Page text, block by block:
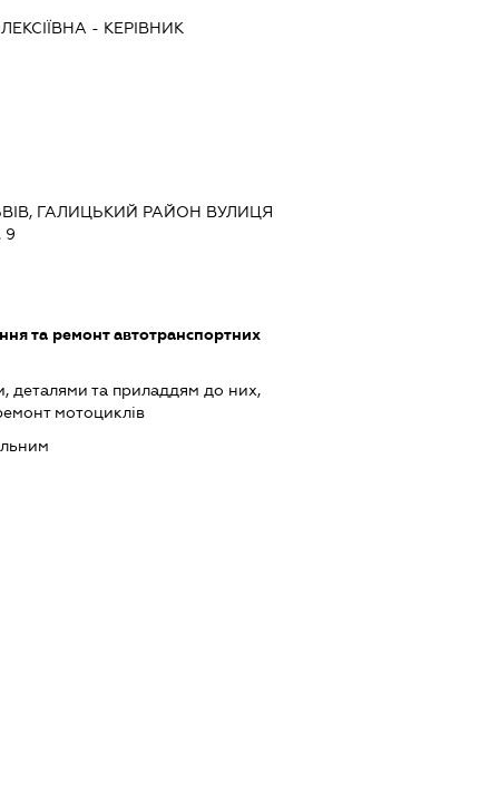
- КЕРІВНИК
ГАЛИЦЬКИЙ РАЙОН ВУЛИЦЯ
9
та ремонт автотранспортних
деталями та приладдям до них,
мотоциклів